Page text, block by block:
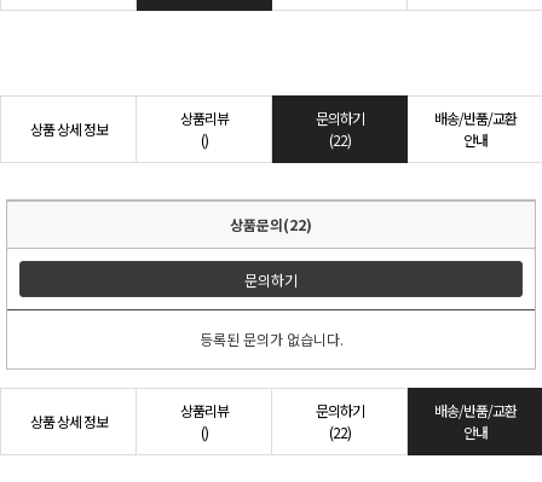
상품 상세 정보
상품리뷰
()
문의하기
(22)
배송/반품/교환
안내
상품문의(22)
문의하기
등록된 문의가 없습니다.
상품 상세 정보
상품리뷰
()
문의하기
(22)
배송/반품/교환
안내